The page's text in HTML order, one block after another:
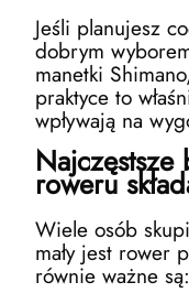
Jeśli planujesz
dobrym
manetki
praktyce to
wpływają na
roweru
Wiele osób
mały jest rower
równie ważne są: